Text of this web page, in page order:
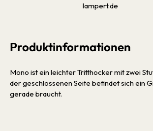
lampert.de
Produktinformationen
Mono ist ein leichter Tritthocker mit zwei
der geschlossenen Seite befindet sich ein
gerade braucht.